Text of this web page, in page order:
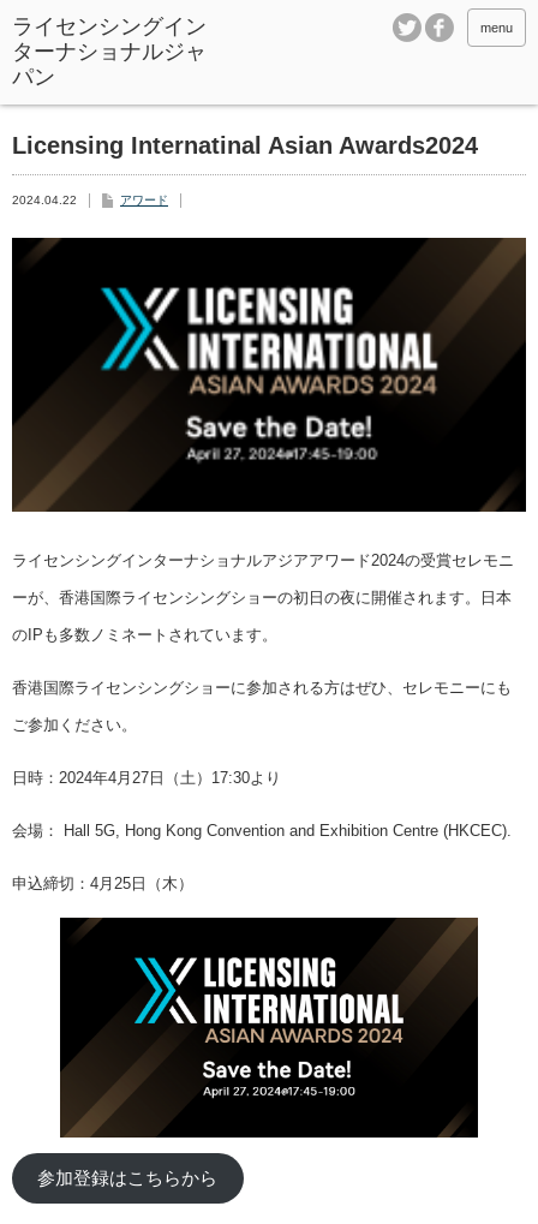
ライセンシングイン
ターナショナルジャ
パン
menu
Licensing Internatinal Asian Awards2024
2024.04.22 アワード
ライセンシングインターナショナルアジアアワード2024の受賞セレモニ
ーが、香港国際ライセンシングショーの初日の夜に開催されます。日本
のIPも多数ノミネートされています。
香港国際ライセンシングショーに参加される方はぜひ、セレモニーにも
ご参加ください。
日時：2024年4月27日（土）17:30より
会場： Hall 5G, Hong Kong Convention and Exhibition Centre (HKCEC).
申込締切：4月25日（木）
参加登録はこちらから